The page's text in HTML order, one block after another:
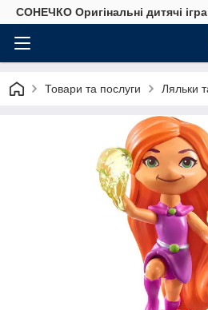
СОНЕЧКО Оригінальні дитячі
Товари та послуги Ляльки